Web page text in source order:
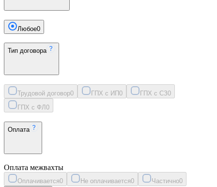
Любое0
Тип договора
Трудовой договор0 ГПХ с ИП0 ГПХ с СЗ0
ГПХ с ФЛ 0
Оплата
Оплата межвахты
Оплачивается0 Не оплачивается0 Частично0